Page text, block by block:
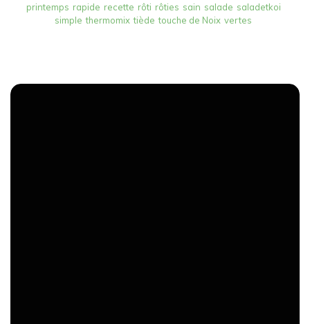
printemps rapide recette rôti rôties sain salade saladetkoi
simple thermomix tiède touche de Noix vertes